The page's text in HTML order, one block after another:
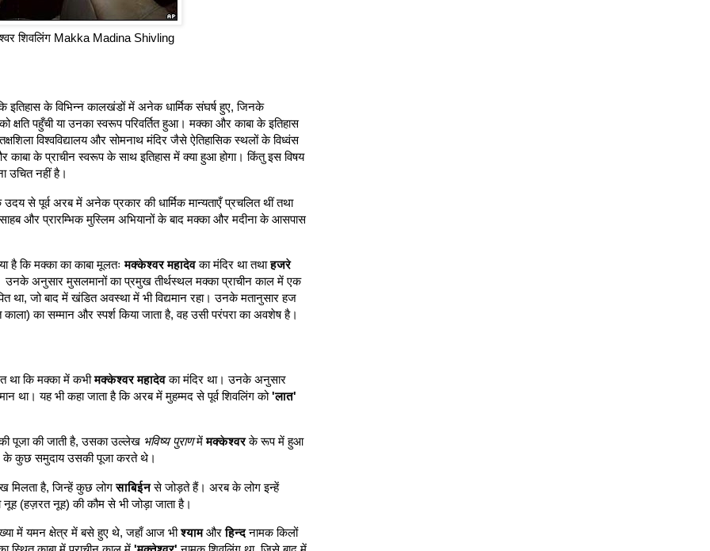
शिवलिंग Makka Madina Shivling
इतिहास के विभिन्न कालखंडों में अनेक धार्मिक संघर्ष हुए, जिनके
क्षति पहुँची या उनका स्वरूप परिवर्तित हुआ। मक्का और काबा के इतिहास
विश्वविद्यालय और सोमनाथ मंदिर जैसे ऐतिहासिक स्थलों के विध्वंस
के प्राचीन स्वरूप के साथ इतिहास में क्या हुआ होगा। किंतु इस विषय
उचित नहीं है।
से पूर्व अरब में अनेक प्रकार की धार्मिक मान्यताएँ प्रचलित थीं तथा
और प्रारम्भिक मुस्लिम अभियानों के बाद मक्का और मदीना के आसपास
है कि मक्का का काबा मूलतःमक्केश्वर महादेवका मंदिर था तथाहजरे
उनके अनुसार मुसलमानों का प्रमुख तीर्थस्थल मक्का प्राचीन काल में एक
था, जो बाद में खंडित अवस्था में भी विद्यमान रहा। उनके मतानुसार हज
का सम्मान और स्पर्श किया जाता है, वह उसी परंपरा का अवशेष है।
था कि मक्का में कभीमक्केश्वर महादेवका मंदिर था। उनके अनुसार
था। यह भी कहा जाता है कि अरब में मुहम्मद से पूर्व शिवलिंग को'लात'
पूजा की जाती है, उसका उल्लेख भविष्य पुराणमेंमक्केश्वरके रूप में हुआ
के कुछ समुदाय उसकी पूजा करते थे।
मिलता है, जिन्हें कुछ लोगसाबिईनसे जोड़ते हैं। अरब के लोग इन्हें
(हज़रत नूह) की कौम से भी जोड़ा जाता है।
में यमन क्षेत्र में बसे हुए थे, जहाँ आज भीश्यामऔरहिन्दनामक किलों